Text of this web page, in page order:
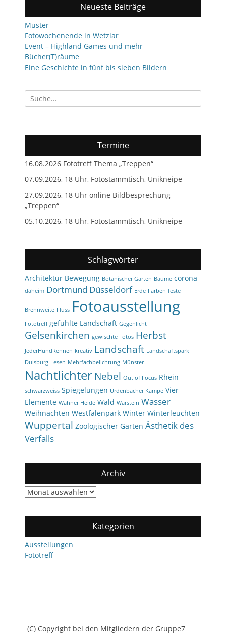
Neueste Beiträge
Muster
Fotowochenende in Wetzlar
Event – Highland Games und mehr
Bücher(T)räume
Eine Geschichte in fünf bis sieben Bildern
Suchen
nach:
Termine
16.08.2026 Fototreff Thema „Treppen“
07.09.2026, 18 Uhr, Fotostammtisch, Unikneipe
27.09.2026, 18 Uhr online Bildbesprechung
„Treppen“
05.10.2026, 18 Uhr, Fotostammtisch, Unikneipe
Schlagwörter
Architektur Bewegung Botanischer Garten Bäume corona
daheim Dortmund Düsseldorf Erde Farben feste
Brennweite Fluss Fotoausstellung
Fototreff gefühlte Landschaft Gegenlicht
Gelsenkirchen gewischte Fotos Herbst
JederHundRennen kreativ Landschaft Landschaftspark
Duisburg Lesen Mehrfachbelichtung Münster
NachtlichterNebel Out of Focus Rhein
schwarzweiss Spiegelungen Urdenbacher Kämpe Vier
Elemente Wahner Heide Wald Warstein Wasser
Weihnachten Westfalenpark Winter Winterleuchten
Wuppertal Zoologischer Garten Ästhetik des
Verfalls
Archiv
Archiv
Kategorien
Ausstellungen
Fototreff
(C) Copyright bei den Mitgliedern der Gruppe7